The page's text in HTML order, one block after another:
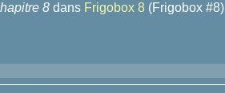
8 dans Frigobox 8 (Frigobox #8)